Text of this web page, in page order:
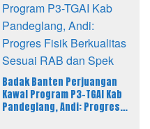
Badak Banten Perjuangan
Kawal Program P3-TGAI Kab
Pandeglang, Andi: Progres